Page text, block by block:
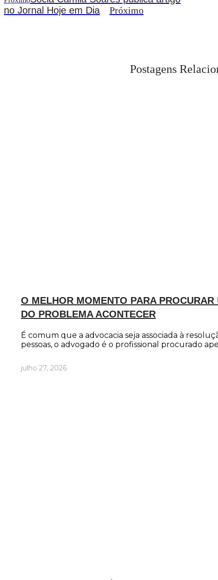
no Jornal Hoje em Dia
Próximo
Postagens
O MELHOR MOMENTO PARA
DO PROBLEMA ACONTECER
É comum que a advocacia seja associada à
pessoas, o advogado é o profissional procurado
julho 27, 2026